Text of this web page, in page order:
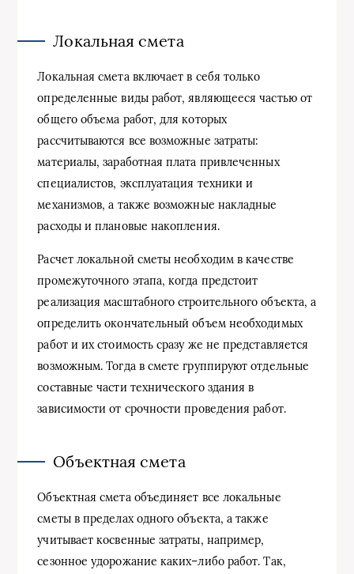
Локальная смета
Локальная смета включает в себя только
определенные виды работ, являющееся частью от
общего объема работ, для которых
рассчитываются все возможные затраты:
материалы, заработная плата привлеченных
специалистов, эксплуатация техники и
механизмов, а также возможные накладные
расходы и плановые накопления.
Расчет локальной сметы необходим в качестве
промежуточного этапа, когда предстоит
реализация масштабного строительного объекта, а
определить окончательный объем необходимых
работ и их стоимость сразу же не представляется
возможным. Тогда в смете группируют отдельные
составные части технического здания в
зависимости от срочности проведения работ.
Объектная смета
Объектная смета объединяет все локальные
сметы в пределах одного объекта, а также
учитывает косвенные затраты, например,
сезонное удорожание каких–либо работ. Так,